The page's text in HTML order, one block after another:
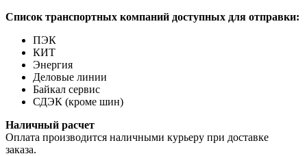
Список транспортных компаний доступных для отправки:
ПЭК
КИТ
Энергия
Деловые линии
Байкал сервис
СДЭК (кроме шин)
Наличный расчет
Оплата производится наличными курьеру при доставке
заказа.